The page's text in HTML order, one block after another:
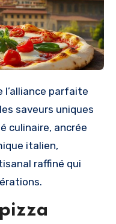
saveurs uniques
culinaire, ancrée
italien,
raffiné qui